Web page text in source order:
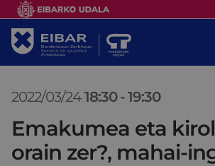
2022/03/24 18:30 -19:30
Emakumea eta
orain zer?, mahai-